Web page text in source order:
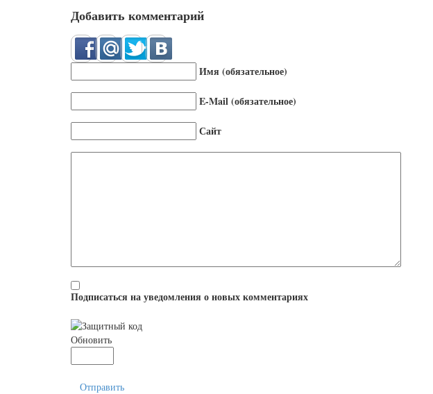
Добавить комментарий
Имя (обязательное)
E-Mail (обязательное)
Сайт
Подписаться на уведомления о новых комментариях
Обновить
Отправить